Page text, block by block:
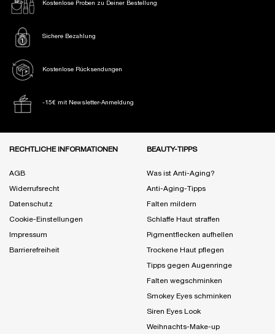
Kostenlose Proben zu Deiner Bestellung
Sichere Bezahlung
Kostenlose Rücksendungen
-15€ mit Newsletter-Anmeldung
RECHTLICHE INFORMATIONEN
AGB
Widerrufsrecht
Datenschutz
Cookie-Einstellungen
Impressum
Barrierefreiheit
BEAUTY-TIPPS
Was ist Anti-Aging?
Anti-Aging-Tipps
Falten mildern
Schlaffe Haut straffen
Pigmentflecken aufhellen
Trockene Haut pflegen
Tipps gegen Augenringe
Falten wegschminken
Smokey Eyes schminken
Siren Eyes Look
Weihnachts-Make-up